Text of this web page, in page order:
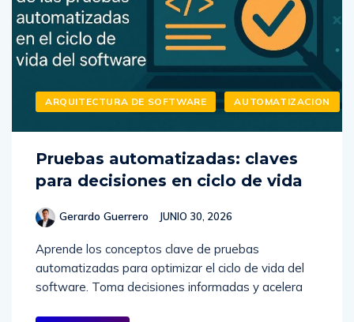
ARQUITECTURA DE SOFTWARE AUTOMATIZACION
Pruebas automatizadas: claves
para decisiones en ciclo de vida
Gerardo Guerrero JUNIO 30, 2026
Aprende los conceptos clave de pruebas
automatizadas para optimizar el ciclo de vida del
software. Toma decisiones informadas y acelera